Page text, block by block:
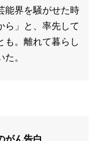
能界を騒がせた時
ら」と、率先して
も。離れて暮らし
。
がん告白